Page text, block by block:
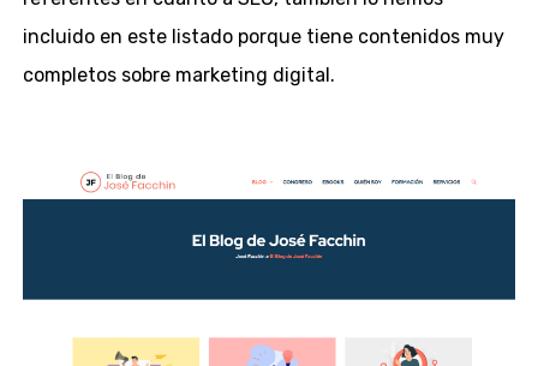
incluido en este listado porque tiene contenidos muy
completos sobre marketing digital.